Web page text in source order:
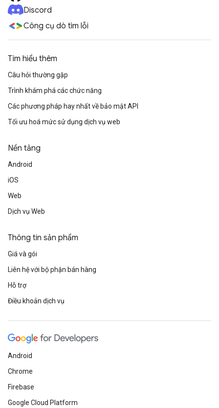
Discord
Công cụ dò tìm lỗi
Tìm hiểu thêm
Câu hỏi thường gặp
Trình khám phá các chức năng
Các phương pháp hay nhất về bảo mật API
Tối ưu hoá mức sử dụng dịch vụ web
Nền tảng
Android
iOS
Web
Dịch vụ Web
Thông tin sản phẩm
Giá và gói
Liên hệ với bộ phận bán hàng
Hỗ trợ
Điều khoản dịch vụ
Android
Chrome
Firebase
Google Cloud Platform